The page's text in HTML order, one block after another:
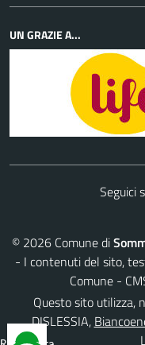
UN GRAZIE A...
Seguici
© 2026Comune di
- I contenuti del sito,
Comune -
Questo sito utilizza,
DISLESSIA,